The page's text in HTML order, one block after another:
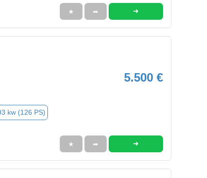
★ ➦ ➜
5.500 €
kw (126 PS)
★ ➦ ➜